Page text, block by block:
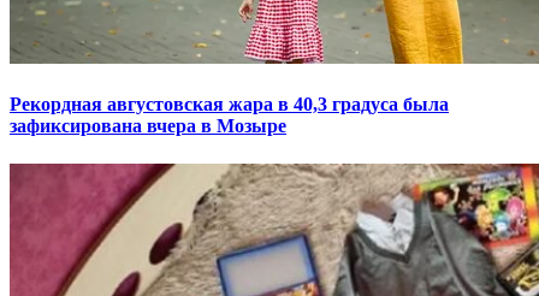
Рекордная августовская жара в 40,3 градуса была
зафиксирована вчера в Мозыре